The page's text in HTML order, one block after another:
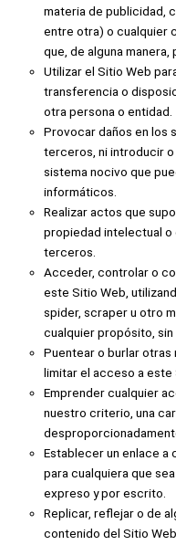
materia de publicidad,
entre otra) o cualquier
que, de alguna
Utilizar el Sitio Web
transferencia o
otra persona o entidad.
Provocar daños en los
terceros, ni introducir
sistema nocivo que
informáticos.
Realizar actos que
propiedad intelectual o
terceros.
Acceder, controlar o
este Sitio Web,
spider, scraper u otro
cualquier propósito,
Puentear o burlar otras
limitar el acceso a este
Emprender cualquier
nuestro criterio, una
Establecer un enlace a
para cualquiera que
expreso y por escrito.
Replicar, reflejar o de
contenido del Sitio